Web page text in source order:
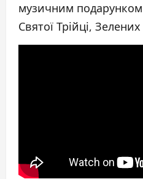
музичним
Святої Трійці,